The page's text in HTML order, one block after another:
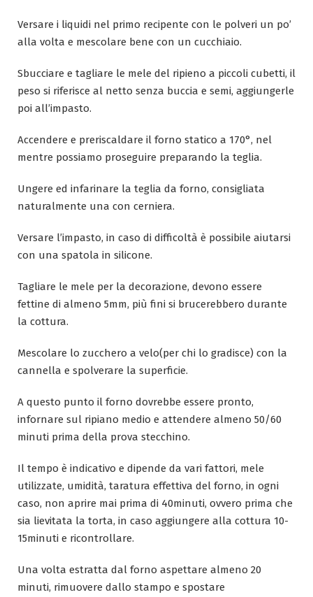
Versare i liquidi nel primo recipente con le polveri un po’
alla volta e mescolare bene con un cucchiaio.
Sbucciare e tagliare le mele del ripieno a piccoli cubetti, il
peso si riferisce al netto senza buccia e semi, aggiungerle
poi all’impasto.
Accendere e preriscaldare il forno statico a 170°, nel
mentre possiamo proseguire preparando la teglia.
Ungere ed infarinare la teglia da forno, consigliata
naturalmente una con cerniera.
Versare l’impasto, in caso di difficoltà è possibile aiutarsi
con una spatola in silicone.
Tagliare le mele per la decorazione, devono essere
fettine di almeno 5mm, più fini si brucerebbero durante
la cottura.
Mescolare lo zucchero a velo(per chi lo gradisce) con la
cannella e spolverare la superficie.
A questo punto il forno dovrebbe essere pronto,
infornare sul ripiano medio e attendere almeno 50/60
minuti prima della prova stecchino.
Il tempo è indicativo e dipende da vari fattori, mele
utilizzate, umidità, taratura effettiva del forno, in ogni
caso, non aprire mai prima di 40minuti, ovvero prima che
sia lievitata la torta, in caso aggiungere alla cottura 10-
15minuti e ricontrollare.
Una volta estratta dal forno aspettare almeno 20
minuti, rimuovere dallo stampo e spostare